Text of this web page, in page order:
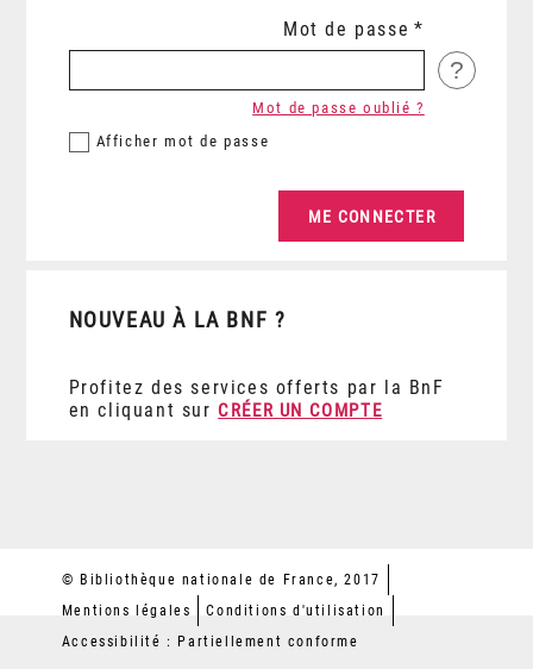
Mot de passe
?
Afficher mot de passe
Mot de passe oublié ?
NOUVEAU À LA BNF ?
Profitez des services offerts par la BnF
en cliquant sur CRÉER UN COMPTE
© Bibliothèque nationale de France, 2017
Mentions légales
Conditions d'utilisation
Accessibilité : Partiellement conforme